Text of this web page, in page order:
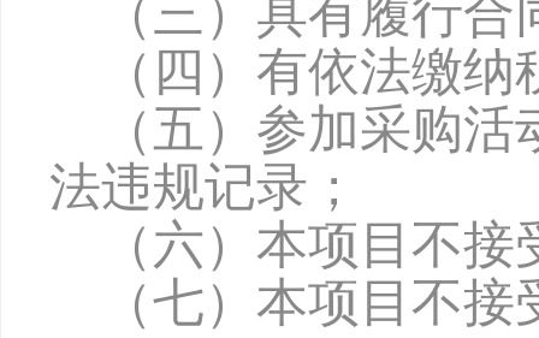
（三）具有履行
（四）有依法缴
（五）参加采购
法违规记录；
（六）本项目不
（七）本项目不